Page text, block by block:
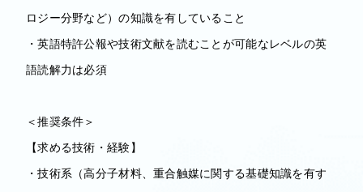
ロジー分野など）の知識を有していること
・英語特許公報や技術文献を読むことが可能なレベルの英
語読解力は必須
＜推奨条件＞
【求める技術・経験】
・技術系（高分子材料、重合触媒に関する基礎知識を有す